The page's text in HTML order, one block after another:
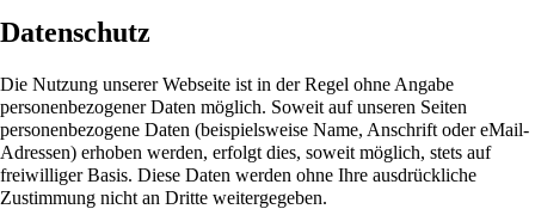
Datenschutz
Die Nutzung unserer Webseite ist in der Regel ohne Angabe
personenbezogener Daten möglich. Soweit auf unseren Seiten
personenbezogene Daten (beispielsweise Name, Anschrift oder eMail-
Adressen) erhoben werden, erfolgt dies, soweit möglich, stets auf
freiwilliger Basis. Diese Daten werden ohne Ihre ausdrückliche
Zustimmung nicht an Dritte weitergegeben.